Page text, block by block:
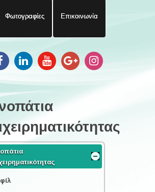
Φωτογραφίες Επικοινωνία